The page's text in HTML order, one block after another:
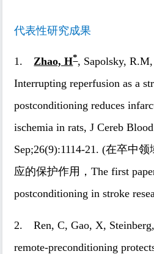
代表性研究成果
1. Zhao, H*, Sapolsky,
Interrupting reperfusion as a
postconditioning reduces
ischemia in rats, J Cereb
Sep;26(9):1114-21. (在卒中
应的保护作用，The first
postconditioning in stroke
2. Ren, C, Gao, X,
remote-preconditioning